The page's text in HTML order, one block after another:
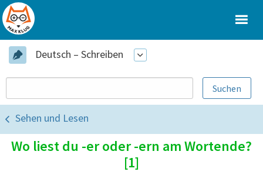
Deutsch – Schreiben
Sehen und Lesen
Wo liest du -er oder -ern am Wortende?
[1]